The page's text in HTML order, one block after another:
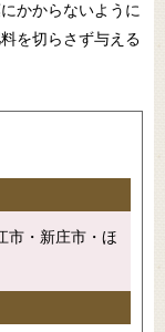
かからないように
を切らさず与える
市・新庄市・ほ